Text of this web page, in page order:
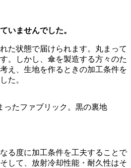
いませんでした。
た状態で届けられます。丸まって
。
しかし、傘を製造する方々のた
え、生地を作るときの加工条件を
た。
ったファブリック。黒の裏地
る度に加工条件を工夫することで
して、放射冷却性能・耐久性はそ